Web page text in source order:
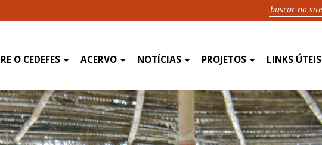
O CEDEFES ACERVO NOTÍCIAS PROJETOS LINKS ÚTEIS